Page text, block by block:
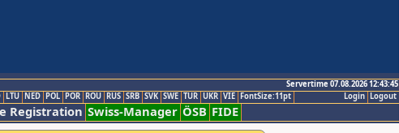
Servertime 07.08.2026 12:43:45
Logout
Login
LTU NED POL POR ROU RUS SRB SVK SWE TUR UKR VIE FontSize:11pt
Registration Swiss-Manager ÖSB FIDE